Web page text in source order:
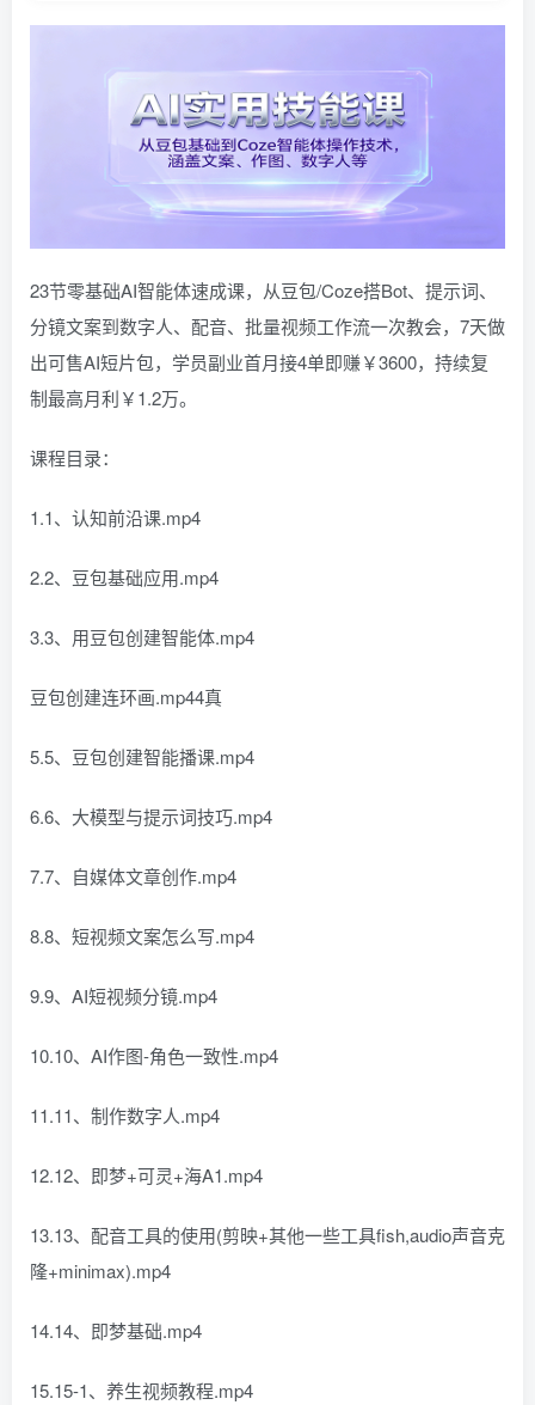
23节零基础AI智能体速成课，从豆包/Coze搭Bot、提示词、
分镜文案到数字人、配音、批量视频工作流一次教会，7天做
出可售AI短片包，学员副业首月接4单即赚￥3600，持续复
制最高月利￥1.2万。
课程目录：
1.1、认知前沿课.mp4
2.2、豆包基础应用.mp4
3.3、用豆包创建智能体.mp4
豆包创建连环画.mp44真
5.5、豆包创建智能播课.mp4
6.6、大模型与提示词技巧.mp4
7.7、自媒体文章创作.mp4
8.8、短视频文案怎么写.mp4
9.9、AI短视频分镜.mp4
10.10、AI作图-角色一致性.mp4
11.11、制作数字人.mp4
12.12、即梦+可灵+海A1.mp4
13.13、配音工具的使用(剪映+其他一些工具fish,audio声音克
隆+minimax).mp4
14.14、即梦基础.mp4
15.15-1、养生视频教程.mp4